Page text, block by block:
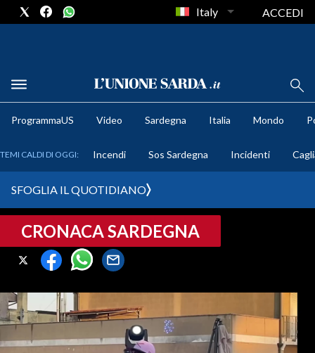
METEO
CRONACA SARDEGNA
CAGLIARI
SULCIS IGLESIENTE
MEDIO CAMPIDANO
ORISTANO E PROVINCIA
Italy ACCEDI
ProgrammaUS Video Sardegna Italia Mondo
TEMI CALDI DI OGGI: Incendi Sos Sardegna Incidenti
SFOGLIA IL QUOTIDIANO
CRONACA SARDEGNA